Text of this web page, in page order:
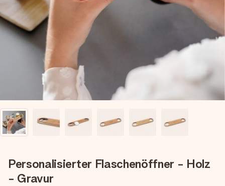
+49 39292 929695
Montag - Freitag : 8:30 - 17:00 Uhr
Samstag - Sonntag : 8:30 - 13:00 Uhr
Personalisierter Flaschenöffner - Holz
- Gravur